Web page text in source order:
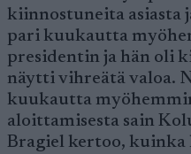
kiinnostuneita asiasta
pari kuukautta
presidentin ja hän oli
näytti vihreätä valoa.
kuukautta
aloittamisesta sain
Bragiel kertoo, kuinka